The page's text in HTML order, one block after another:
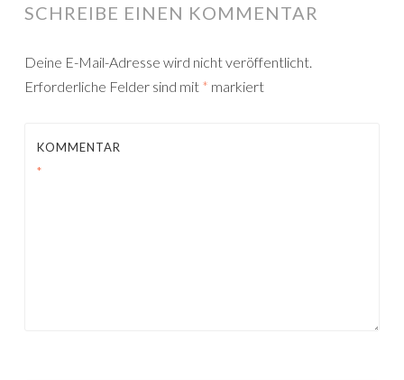
SCHREIBE EINEN KOMMENTAR
Deine E-Mail-Adresse wird nicht veröffentlicht.
Erforderliche Felder sind mit * markiert
KOMMENTAR
*